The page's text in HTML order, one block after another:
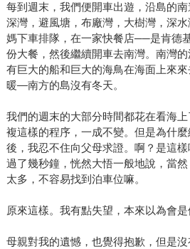
每到週末，我們便開車出遊，沿島的
深灣，避風塘，布廠灣，大樹灣，深
媽下車排隊，在一家快餐店──是肯德
份大餐，然後繼續開車去南灣。南灣
有巨大的船和巨大的海鳥在海面上來
暖—南方的島沒有冬天。
我們的週末的大部分時間都花在看海
複這樣的程序，一成不變。但是為什
後，我忍不住向父母求證。啊？是這樣
過了幾秒鐘，恍然大悟一般地說，當
太多，不容易找到泊車位嘛。
原來這樣。我有點失望，本來以為會是
母親對我的遺憾，也覺得抱歉，但是